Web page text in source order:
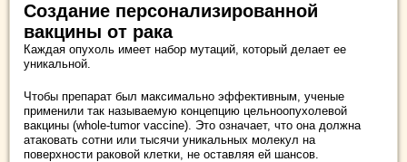
Создание персонализированной
вакцины от рака
Каждая опухоль имеет набор мутаций, который делает ее
уникальной.
Чтобы препарат был максимально эффективным, ученые
применили так называемую концепцию цельноопухолевой
вакцины (whole-tumor vaccine). Это означает, что она должна
атаковать сотни или тысячи уникальных молекул на
поверхности раковой клетки, не оставляя ей шансов.